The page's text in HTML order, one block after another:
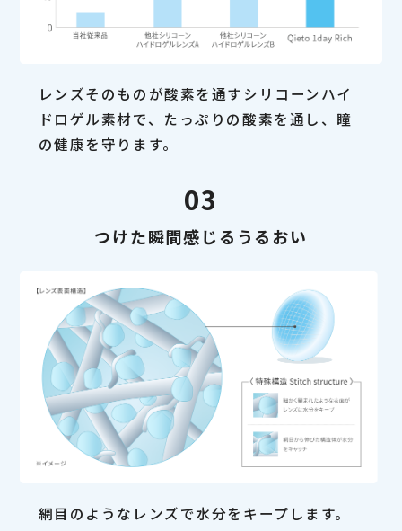
レンズそのものが酸素を通すシリコーンハイ
ドロゲル素材で、たっぷりの酸素を通し、瞳
の健康を守ります。
03
つけた瞬間感じるうるおい
網目のようなレンズで水分をキープします。